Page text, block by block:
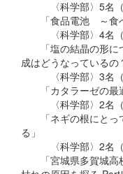
〈科学部〉5名（1
「食品電池 ～食べ
〈科学部〉4名（1
「塩の結晶の形に
成はどうなっているの
〈科学部〉3名（1
「カタラーゼの最
〈科学部〉2名（1
「ネギの根にとっ
る」
〈科学部〉2名（2
「宮城県多賀城高